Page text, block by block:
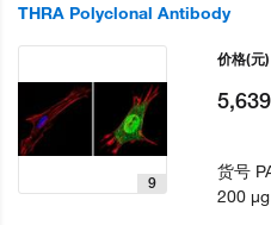
THRA Polyclonal Antibody
9
价格(元)
货号
200 µg